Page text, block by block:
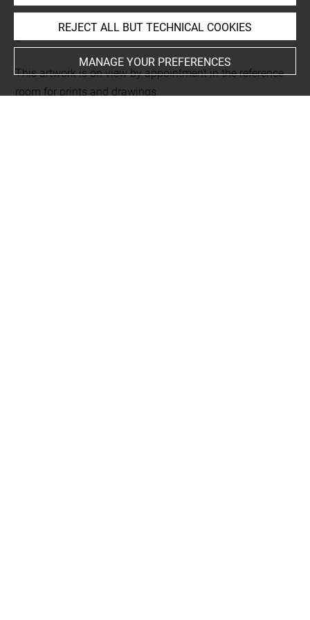
Folio 72
gravé au recto
This artwork is on view by appointment in the reference
room for prints and drawings
REJECT ALL BUT TECHNICAL COOKIES
MANAGE YOUR PREFERENCES